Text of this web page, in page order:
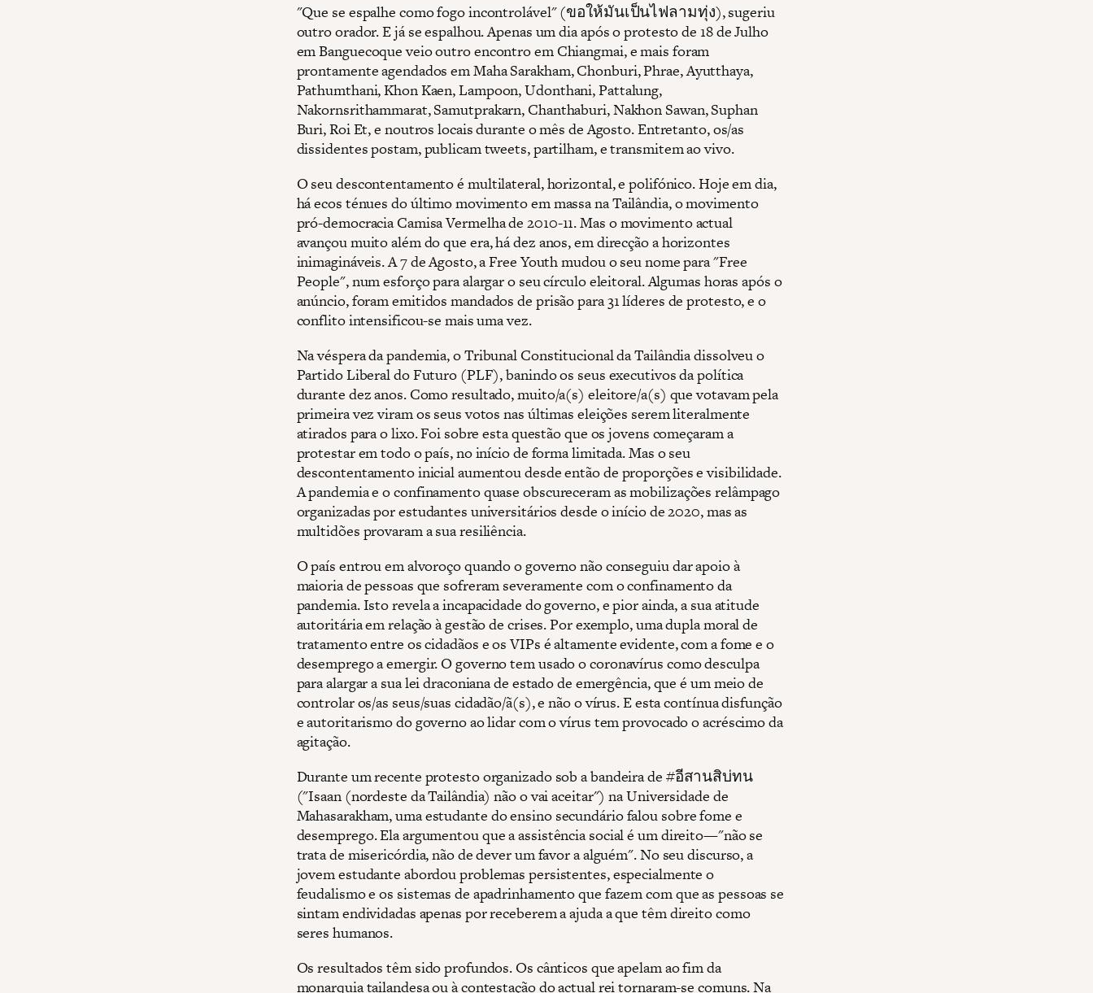
"Que se espalhe como fogo incontrolável" (ขอให้มันเป็นไฟลามทุ่ง), sugeriu
outro orador. E já se espalhou. Apenas um dia após o protesto de 18 de Julho
em Banguecoque veio outro encontro em Chiangmai, e mais foram
prontamente agendados em Maha Sarakham, Chonburi, Phrae, Ayutthaya,
Pathumthani, Khon Kaen, Lampoon, Udonthani, Pattalung,
Nakornsrithammarat, Samutprakarn, Chanthaburi, Nakhon Sawan, Suphan
Buri, Roi Et, e noutros locais durante o mês de Agosto. Entretanto, os/as
dissidentes postam, publicam tweets, partilham, e transmitem ao vivo.
O seu descontentamento é multilateral, horizontal, e polifónico. Hoje em dia,
há ecos ténues do último movimento em massa na Tailândia, o movimento
pró-democracia Camisa Vermelha de 2010-11. Mas o movimento actual
avançou muito além do que era, há dez anos, em direcção a horizontes
inimagináveis. A 7 de Agosto, a Free Youth mudou o seu nome para "Free
People", num esforço para alargar o seu círculo eleitoral. Algumas horas após o
anúncio, foram emitidos mandados de prisão para 31 líderes de protesto, e o
conflito intensificou-se mais uma vez.
Na véspera da pandemia, o Tribunal Constitucional da Tailândia dissolveu o
Partido Liberal do Futuro (PLF), banindo os seus executivos da política
durante dez anos. Como resultado, muito/a(s) eleitore/a(s) que votavam pela
primeira vez viram os seus votos nas últimas eleições serem literalmente
atirados para o lixo. Foi sobre esta questão que os jovens começaram a
protestar em todo o país, no início de forma limitada. Mas o seu
descontentamento inicial aumentou desde então de proporções e visibilidade.
A pandemia e o confinamento quase obscureceram as mobilizações relâmpago
organizadas por estudantes universitários desde o início de 2020, mas as
multidões provaram a sua resiliência.
O país entrou em alvoroço quando o governo não conseguiu dar apoio à
maioria de pessoas que sofreram severamente com o confinamento da
pandemia. Isto revela a incapacidade do governo, e pior ainda, a sua atitude
autoritária em relação à gestão de crises. Por exemplo, uma dupla moral de
tratamento entre os cidadãos e os VIPs é altamente evidente, com a fome e o
desemprego a emergir. O governo tem usado o coronavírus como desculpa
para alargar a sua lei draconiana de estado de emergência, que é um meio de
controlar os/as seus/suas cidadão/ã(s), e não o vírus. E esta contínua disfunção
e autoritarismo do governo ao lidar com o vírus tem provocado o acréscimo da
agitação.
Durante um recente protesto organizado sob a bandeira de #อีสานสิบ่ทน
("Isaan (nordeste da Tailândia) não o vai aceitar") na Universidade de
Mahasarakham, uma estudante do ensino secundário falou sobre fome e
desemprego. Ela argumentou que a assistência social é um direito—"não se
trata de misericórdia, não de dever um favor a alguém". No seu discurso, a
jovem estudante abordou problemas persistentes, especialmente o
feudalismo e os sistemas de apadrinhamento que fazem com que as pessoas se
sintam endividadas apenas por receberem a ajuda a que têm direito como
seres humanos.
Os resultados têm sido profundos. Os cânticos que apelam ao fim da
monarquia tailandesa ou à contestação do actual rei tornaram-se comuns. Na